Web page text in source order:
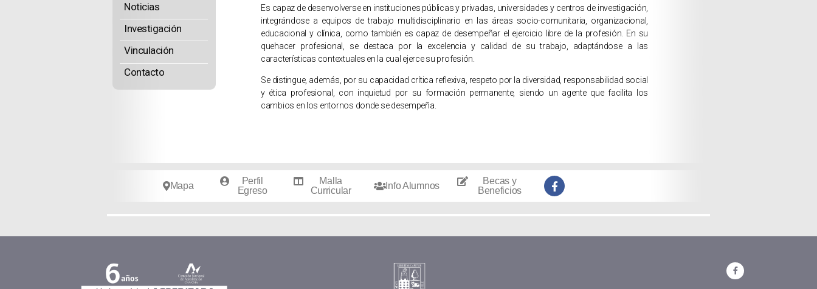
Noticias
Investigación
Vinculación
Contacto
Es capaz de desenvolverse en instituciones públicas y privadas, universidades y centros de investigación,
integrándose a equipos de trabajo multidisciplinario en las áreas socio-comunitaria, organizacional,
educacional y clínica, como también es capaz de desempeñar el ejercicio libre de la profesión. En su
quehacer profesional, se destaca por la excelencia y calidad de su trabajo, adaptándose a las
características contextuales en la cual ejerce su profesión.
Se distingue, además, por su capacidad crítica reflexiva, respeto por la diversidad, responsabilidad social
y ética profesional, con inquietud por su formación permanente, siendo un agente que facilita los
cambios en los entornos donde se desempeña.
Mapa
Perfil
Egreso
Malla
Curricular
Info Alumnos
Becas y
Beneficios